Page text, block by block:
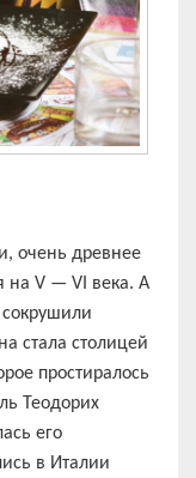
очень древнее
на V — VI века. А
сокрушили
стала столицей
простиралось
Теодорих
его
в Италии